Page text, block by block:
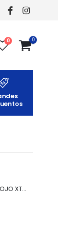
0 0
GUARDABARRO DEL. ROJO XTZ-125